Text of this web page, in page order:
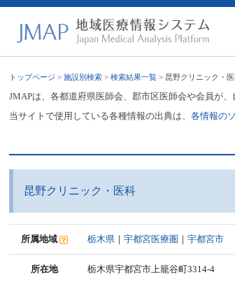
トップページ >施設別検索 >検索結果一覧 > 昆野クリニック・
JMAPは、各都道府県医師会、郡市区医師会や会員が
当サイトで使用している各種情報の出典は、各情報の
昆野クリニック・医科
所属地域 栃木県 ｜宇都宮医療圏 ｜宇都宮市
所在地 栃木県宇都宮市上籠谷町3314-4